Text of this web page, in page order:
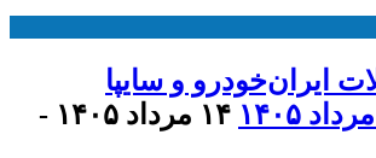
ایران‌خودرو و سایپا
۱۴ مرداد ۱۴۰۵ -